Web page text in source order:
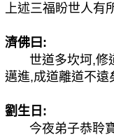
上述三福盼世人
濟佛曰:
世道多坎坷,修道
邁進,成道離道不遠
劉生日:
今夜弟子恭聆寶